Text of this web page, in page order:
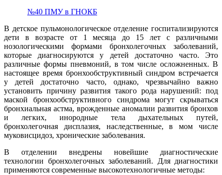
№40 ПМУ в ГНОКБ
В детское пульмонологическое отделение госпитализируются
дети в возрасте от 1 месяца до 15 лет с различными
нозологическими формами бронхолегочных заболеваний,
которые диагносируются у детей достаточно часто. Это
различные формы пневмоний, в том числе осложненных. В
настоящее время бронхообструктивный синдром встречается
у детей достаточно часто, однако, чрезвычайно важно
установить причину развития такого рода нарушений: под
маской бронхообструктивного синдрома могут скрываться
бронхиальная астма, врожденные аномалии развития бронхов
и легких, инородные тела дыхательных путей,
бронхолегочная дисплазия, наследственные, в мом числе
муковисцидоз, хронические заболевания.
В отделении внедрены новейшие диагностические
технологии бронхолегочных заболеваний. Для диагностики
применяются современные высокотехнологичные методы: